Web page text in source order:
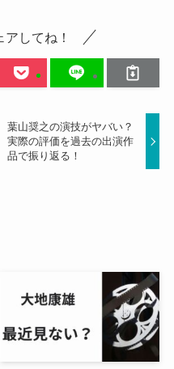
してね！
葉山奨之の演技がヤバい？
実際の評価を過去の出演作
品で振り返る！